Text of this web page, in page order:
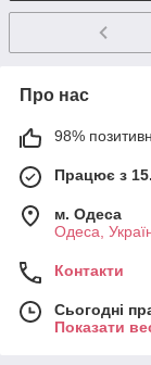
Про нас
98%
Працює з
м. Одеса
Одеса,
Контакти
Сьогодні
Показати